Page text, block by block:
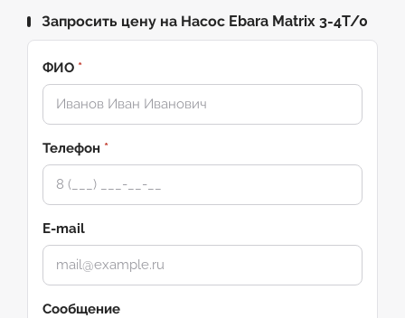
Запросить цену на Насос Ebara Matrix 3-4T/0
ФИО *
Телефон *
E-mail
Сообщение